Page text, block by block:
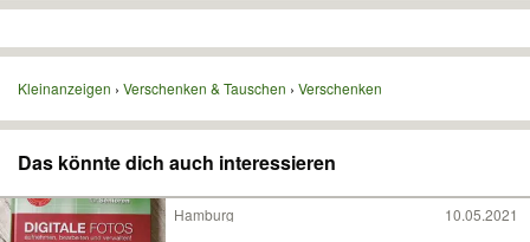
Kleinanzeigen Verschenken & Tauschen Verschenken
Das könnte dich auch interessieren
Hamburg 10.05.2021